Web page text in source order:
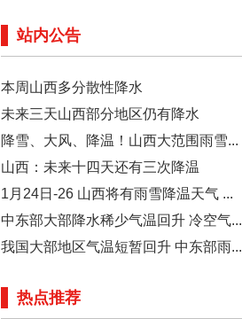
站内公告
本周山西多分散性降水
未来三天山西部分地区仍有降水
降雪、大风、降温！山西大范围雨雪...
山西：未来十四天还有三次降温
1月24日-26 山西将有雨雪降温天气 ...
中东部大部降水稀少气温回升 冷空气...
我国大部地区气温短暂回升 中东部雨...
热点推荐